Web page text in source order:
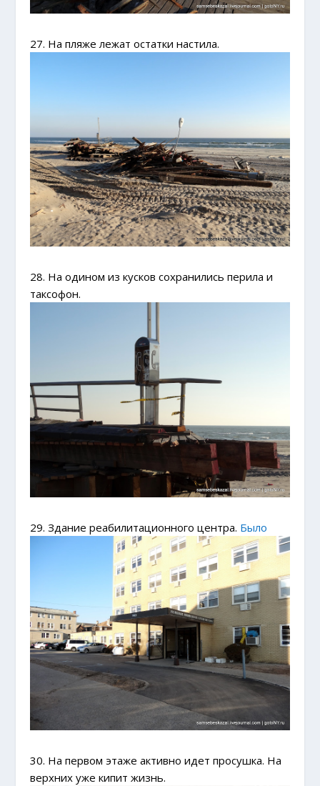
27. На пляже лежат остатки настила.
28. На одином из кусков сохранились перила и
таксофон.
29. Здание реабилитационного центра. Было
30. На первом этаже активно идет просушка. На
верхних уже кипит жизнь.